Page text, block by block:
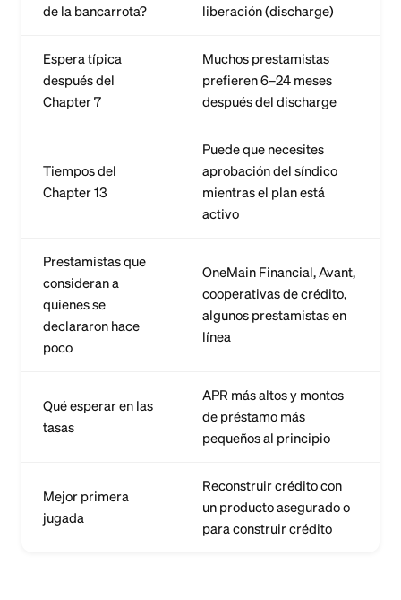
de la bancarrota?
liberación (discharge)
Espera típica
después del
Chapter 7
Muchos prestamistas
prefieren 6–24 meses
después del discharge
Tiempos del
Chapter 13
Puede que necesites
aprobación del síndico
mientras el plan está
activo
Prestamistas que
consideran a
quienes se
declararon hace
poco
OneMain Financial, Avant,
cooperativas de crédito,
algunos prestamistas en
línea
Qué esperar en las
tasas
APR más altos y montos
de préstamo más
pequeños al principio
Mejor primera
jugada
Reconstruir crédito con
un producto asegurado o
para construir crédito